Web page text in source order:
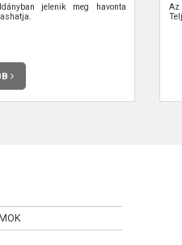
jelenik meg havonta
Az